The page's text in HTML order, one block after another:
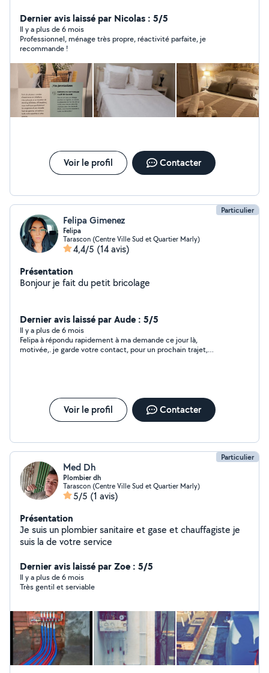
haut de gamme, et mettrons toute notre expertise à
votre service.
Dernier avis laissé par Nicolas : 5/5
Il y a plus de 6 mois
Professionnel, ménage très propre, réactivité parfaite, je
recommande !
Voir le profil Contacter
Particulier
Felipa Gimenez
Felipa
Tarascon (Centre Ville Sud et Quartier Marly)
4,4/5 (14 avis)
Présentation
Bonjour je fait du petit bricolage
Dernier avis laissé par Aude : 5/5
Il y a plus de 6 mois
Felipa à répondu rapidement à ma demande ce jour là,
motivée,. je garde votre contact, pour un prochain trajet,
Voir le profil Contacter
Particulier
Med Dh
Plombier dh
Tarascon (Centre Ville Sud et Quartier Marly)
5/5 (1 avis)
Présentation
Je suis un plombier sanitaire et gase et chauffagiste je
suis la de votre service
Dernier avis laissé par Zoe : 5/5
Il y a plus de 6 mois
Très gentil et serviable